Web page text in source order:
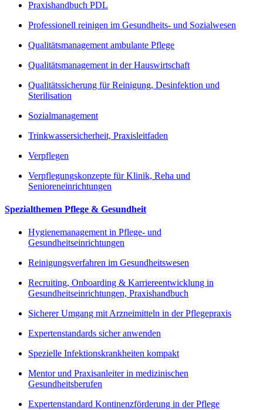
Praxishandbuch PDL
Professionell reinigen im Gesundheits- und Sozialwesen
Qualitätsmanagement ambulante Pflege
Qualitätsmanagement in der Hauswirtschaft
Qualitätssicherung für Reinigung, Desinfektion und
Sterilisation
Sozialmanagement
Trinkwassersicherheit, Praxisleitfaden
Verpflegen
Verpflegungskonzepte für Klinik, Reha und
Senioreneinrichtungen
Spezialthemen Pflege & Gesundheit
Hygienemanagement in Pflege- und
Gesundheitseinrichtungen
Reinigungsverfahren im Gesundheitswesen
Recruiting, Onboarding & Karriereentwicklung in
Gesundheitseinrichtungen, Praxishandbuch
Sicherer Umgang mit Arzneimitteln in der Pflegepraxis
Expertenstandards sicher anwenden
Spezielle Infektionskrankheiten kompakt
Mentor und Praxisanleiter in medizinischen
Gesundheitsberufen
Expertenstandard Kontinenzförderung in der Pflege